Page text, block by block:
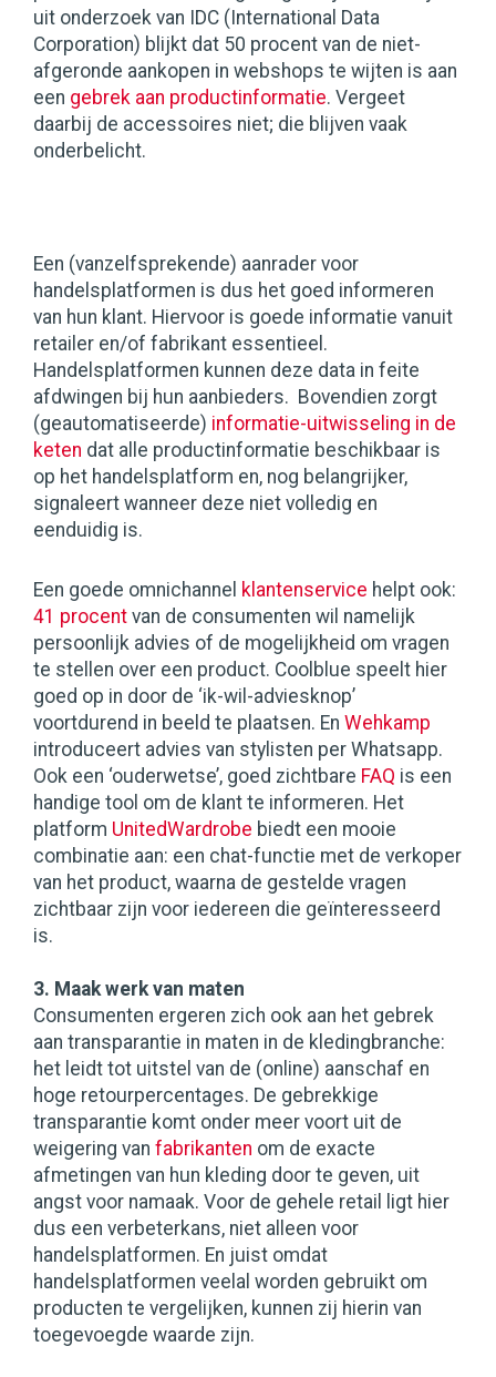
uit onderzoek van IDC (International Data
Corporation) blijkt dat 50 procent van de niet-
afgeronde aankopen in webshops te wijten is aan
een gebrek aan productinformatie. Vergeet
daarbij de accessoires niet; die blijven vaak
onderbelicht.
Een (vanzelfsprekende) aanrader voor
handelsplatformen is dus het goed informeren
van hun klant. Hiervoor is goede informatie vanuit
retailer en/of fabrikant essentieel.
Handelsplatformen kunnen deze data in feite
afdwingen bij hun aanbieders. Bovendien zorgt
(geautomatiseerde) informatie-uitwisseling in de
keten dat alle productinformatie beschikbaar is
op het handelsplatform en, nog belangrijker,
signaleert wanneer deze niet volledig en
eenduidig is.
Een goede omnichannel klantenservice helpt ook:
41 procent van de consumenten wil namelijk
persoonlijk advies of de mogelijkheid om vragen
te stellen over een product. Coolblue speelt hier
goed op in door de ‘ik-wil-adviesknop’
voortdurend in beeld te plaatsen. En Wehkamp
introduceert advies van stylisten per Whatsapp.
Ook een ‘ouderwetse’, goed zichtbare FAQ is een
handige tool om de klant te informeren. Het
platform UnitedWardrobe biedt een mooie
combinatie aan: een chat-functie met de verkoper
van het product, waarna de gestelde vragen
zichtbaar zijn voor iedereen die geïnteresseerd
is.
3. Maak werk van maten
Consumenten ergeren zich ook aan het gebrek
aan transparantie in maten in de kledingbranche:
het leidt tot uitstel van de (online) aanschaf en
hoge retourpercentages. De gebrekkige
transparantie komt onder meer voort uit de
weigering van fabrikanten om de exacte
afmetingen van hun kleding door te geven, uit
angst voor namaak. Voor de gehele retail ligt hier
dus een verbeterkans, niet alleen voor
handelsplatformen. En juist omdat
handelsplatformen veelal worden gebruikt om
producten te vergelijken, kunnen zij hierin van
toegevoegde waarde zijn.